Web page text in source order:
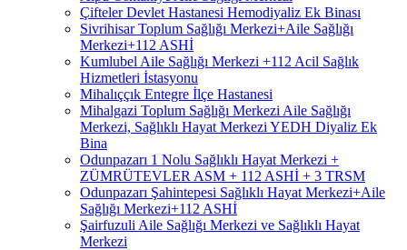
Çifteler Devlet Hastanesi Hemodiyaliz Ek Binası
Sivrihisar Toplum Sağlığı Merkezi+Aile Sağlığı
Merkezi+112 ASHİ
Kumlubel Aile Sağlığı Merkezi +112 Acil Sağlık
Hizmetleri İstasyonu
Mihalıççık Entegre İlçe Hastanesi
Mihalgazi Toplum Sağlığı Merkezi Aile Sağlığı
Merkezi, Sağlıklı Hayat Merkezi YEDH Diyaliz Ek
Bina
Odunpazarı 1 Nolu Sağlıklı Hayat Merkezi +
ZÜMRÜTEVLER ASM + 112 ASHİ + 3 TRSM
Odunpazarı Şahintepesi Sağlıklı Hayat Merkezi+Aile
Sağlığı Merkezi+112 ASHİ
Şairfuzuli Aile Sağlığı Merkezi ve Sağlıklı Hayat
Merkezi